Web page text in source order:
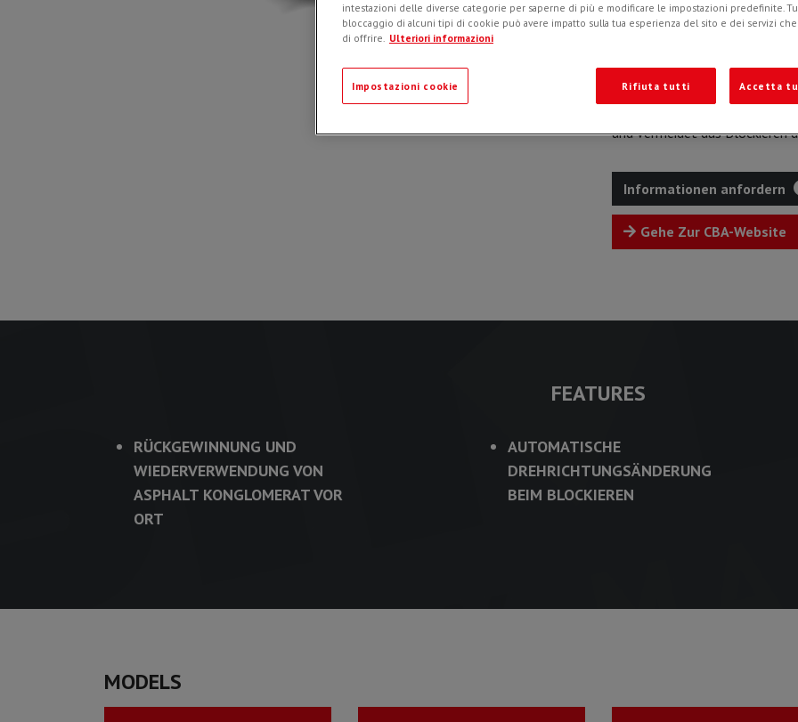
Durch das Sieb an der
Ausführungen gibt, wird die
Recyclingmaterial
und vermeidet das Blockieren
Informationen anfordern
Gehe Zur CBA-Website
FEATURES
RÜCKGEWINNUNG UND
WIEDERVERWENDUNG VON
ASPHALT KONGLOMERAT VOR
ORT
AUTOMATISCHE
DREHRICHTUNGSÄNDERUNG
BEIM BLOCKIEREN
MODELS
intestazioni delle diverse categorie per saperne di più e modificare le impostazioni predefinite.
bloccaggio di alcuni tipi di cookie può avere impatto sulla tua esperienza del sito e dei servizi
di offrire. Ulteriori informazioni
Impostazioni cookie Rifiuta tutti Accetta